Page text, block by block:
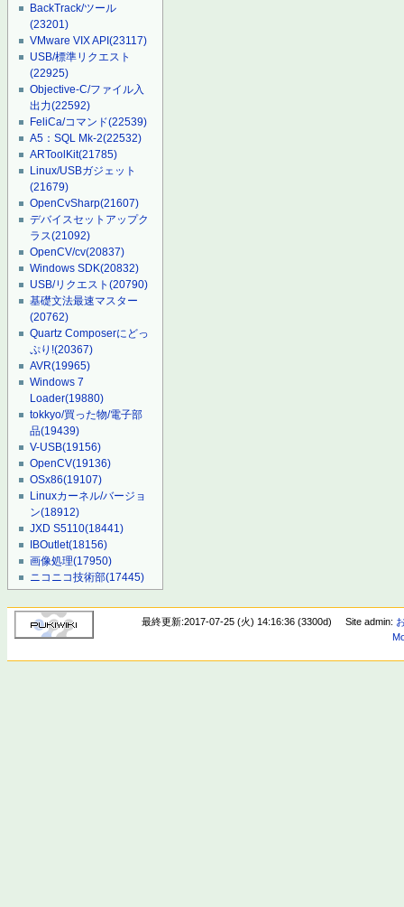
BackTrack/ツール
(23201)
VMware VIX API(23117)
USB/標準リクエスト
(22925)
Objective-C/ファイル入
出力(22592)
FeliCa/コマンド(22539)
A5：SQL Mk-2(22532)
ARToolKit(21785)
Linux/USBガジェット
(21679)
OpenCvSharp(21607)
デバイスセットアップク
ラス(21092)
OpenCV/cv(20837)
Windows SDK(20832)
USB/リクエスト(20790)
基礎文法最速マスター
(20762)
Quartz Composerにどっ
ぷり!(20367)
AVR(19965)
Windows 7
Loader(19880)
tokkyo/買った物/電子部
品(19439)
V-USB(19156)
OpenCV(19136)
OSx86(19107)
Linuxカーネル/バージョ
ン(18912)
JXD S5110(18441)
IBOutlet(18156)
画像処理(17950)
ニコニコ技術部(17445)
最終更新:2017-07-25 (火) 14:16:36 (3300d) Site admin: